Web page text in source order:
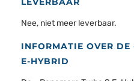
Nee, niet meer leverbaar.
INFORMATIE OVER
E-HYBRID